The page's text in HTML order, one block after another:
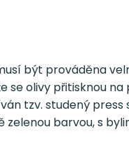
být prováděna
olivy přitisknou
tzv. studený
barvou, s